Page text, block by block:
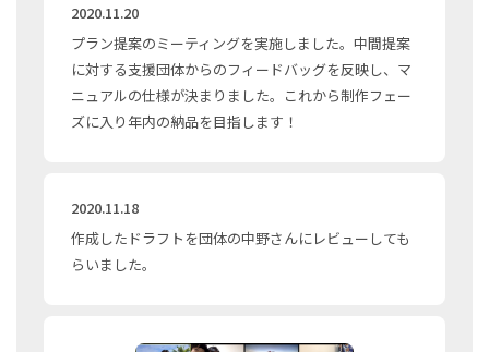
2020.11.20
プラン提案のミーティングを実施しました。中間提案
に対する支援団体からのフィードバッグを反映し、マ
ニュアルの仕様が決まりました。これから制作フェー
ズに入り年内の納品を目指します！
2020.11.18
作成したドラフトを団体の中野さんにレビューしても
らいました。